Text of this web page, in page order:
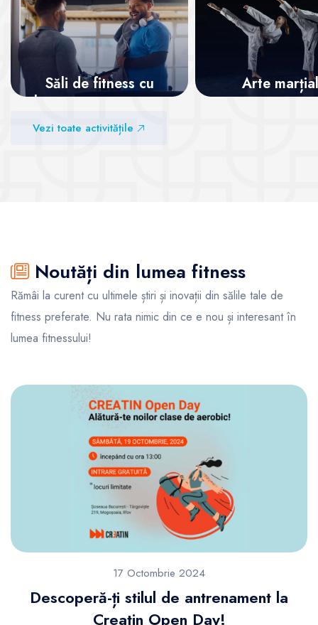
Săli de fitness cu
abonamente recurente
Arte
Vezi toate activitățile
Noutăți din lumea fitness
Rămâi la curent cu ultimele știri și inovații din sălile tale de
fitness preferate. Nu rata nimic din ce e nou și interesant în
lumea fitnessului!
17 Octombrie 2024
Descoperă-ți stilul de antrenament la
Creatin Open Day!